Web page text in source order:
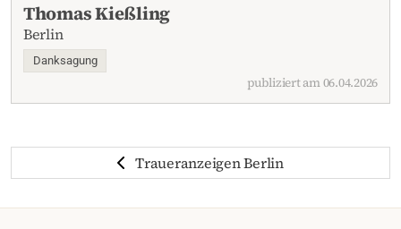
Thomas Kießling
Berlin
Danksagung
publiziert am 06.04.2026
Traueranzeigen Berlin